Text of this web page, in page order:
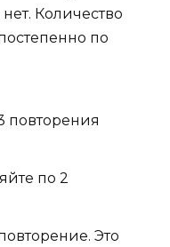
Количество
по
повторения
по 2
Это